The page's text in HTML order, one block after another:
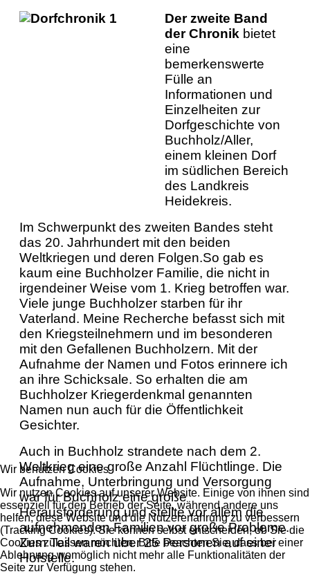
Der zweite Band
der Chronik bietet
eine
bemerkenswerte
Fülle an
Informationen und
Einzelheiten zur
Dorfgeschichte von
Buchholz/Aller,
einem kleinen Dorf
im südlichen Bereich
des Landkreis
Heidekreis.
Im Schwerpunkt des zweiten Bandes steht
das 20. Jahrhundert mit den beiden
Weltkriegen und deren Folgen.So gab es
kaum eine Buchholzer Familie, die nicht in
irgendeiner Weise vom 1. Krieg betroffen war.
Viele junge Buchholzer starben für ihr
Vaterland. Meine Recherche befasst sich mit
den Kriegsteilnehmern und im besonderen
mit den Gefallenen Buchholzern. Mit der
Aufnahme der Namen und Fotos erinnere ich
an ihre Schicksale. So erhalten die am
Buchholzer Kriegerdenkmal genannten
Namen nun auch für die Öffentlichkeit
Gesichter.
Auch in Buchholz strandete nach dem 2.
Weltkrieg eine große Anzahl Flüchtlinge. Die
Aufnahme, Unterbringung und Versorgung
war für Buchholz eine große
Herausforderung und stellte vor allem die
aufnehmenden Familien vor große Probleme.
Zum Teil waren über 25 Personen auf einer
Hofstelle.
Wir benutzen Cookies
Wir nutzen Cookies auf unserer Website. Einige von ihnen sind
essenziell für den Betrieb der Seite, während andere uns
helfen, diese Website und die Nutzererfahrung zu verbessern
(Tracking Cookies). Sie können selbst entscheiden, ob Sie die
Cookies zulassen möchten. Bitte beachten Sie, dass bei einer
Ablehnung womöglich nicht mehr alle Funktionalitäten der
Seite zur Verfügung stehen.